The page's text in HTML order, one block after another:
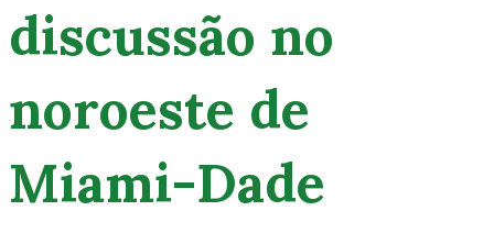
discussão no
noroeste de
Miami-Dade